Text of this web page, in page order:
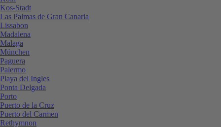
Kos-Stadt
Las Palmas de Gran Canaria
Lissabon
Madalena
Malaga
München
Paguera
Palermo
Playa del Ingles
Ponta Delgada
Porto
Puerto de la Cruz
Puerto del Carmen
Rethymnon